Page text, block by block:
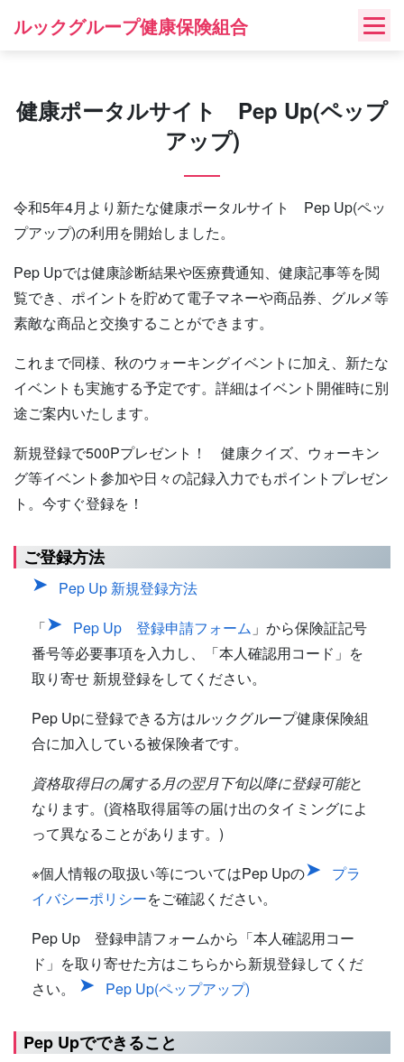
ルックグループ健康保険組合
健康ポータルサイト Pep Up(ペップ
アップ)
令和5年4月より新たな健康ポータルサイト Pep Up(ペッ
プアップ)の利用を開始しました。
Pep Upでは健康診断結果や医療費通知、健康記事等を閲
覧でき、ポイントを貯めて電子マネーや商品券、グルメ等
素敵な商品と交換することができます。
これまで同様、秋のウォーキングイベントに加え、新たな
イベントも実施する予定です。詳細はイベント開催時に別
途ご案内いたします。
新規登録で500Pプレゼント！ 健康クイズ、ウォーキン
グ等イベント参加や日々の記録入力でもポイントプレゼン
ト。今すぐ登録を！
ご登録方法
Pep Up 新規登録方法
「
Pep Up 登録申請フォーム 」から保険証記号
番号等必要事項を入力し、「本人確認用コード」を
取り寄せ 新規登録をしてください。
Pep Upに登録できる方はルックグループ健康保険組
合に加入している被保険者です。
資格取得日の属する月の翌月下旬以降に登録可能と
なります。(資格取得届等の届け出のタイミングによ
って異なることがあります。)
※個人情報の取扱い等についてはPep Upの
プラ
イバシーポリシーをご確認ください。
Pep Up 登録申請フォームから「本人確認用コー
ド」を取り寄せた方はこちらから新規登録してくだ
さい。
Pep Up(ペップアップ)
Pep Upでできること